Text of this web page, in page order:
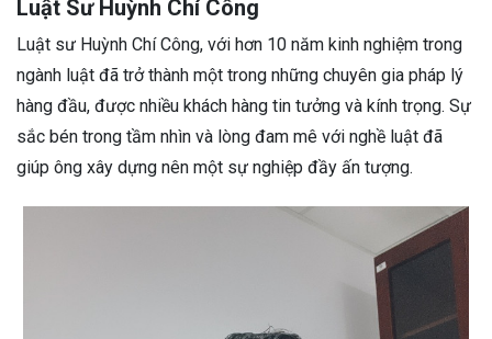
Luật Sư Huỳnh Chí Công
Luật sư Huỳnh Chí Công, với hơn 10 năm kinh nghiệm trong
ngành luật đã trở thành một trong những chuyên gia pháp lý
hàng đầu, được nhiều khách hàng tin tưởng và kính trọng. Sự
sắc bén trong tầm nhìn và lòng đam mê với nghề luật đã
giúp ông xây dựng nên một sự nghiệp đầy ấn tượng.